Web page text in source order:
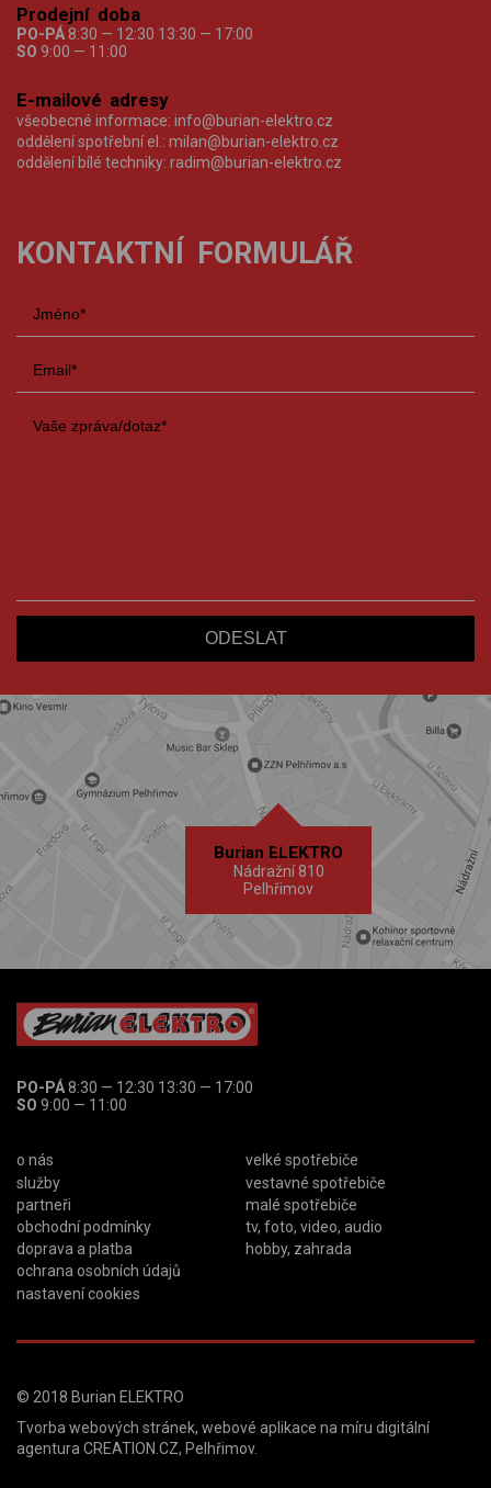
Prodejní doba
PO-PÁ 8:30 — 12:30 13:30 — 17:00
SO 9:00 — 11:00
E-mailové adresy
všeobecné informace: info@burian-elektro.cz
oddělení spotřební el.: milan@burian-elektro.cz
oddělení bílé techniky: radim@burian-elektro.cz
KONTAKTNÍ FORMULÁŘ
Burian ELEKTRO
Nádražní 810
Pelhřimov
PO-PÁ8:30 — 12:30 13:30 — 17:00
SO 9:00 — 11:00
o nás
služby
partneři
obchodní podmínky
doprava a platba
ochrana osobních údajů
nastavení cookies
velké spotřebiče
vestavné spotřebiče
malé spotřebiče
tv, foto, video, audio
hobby, zahrada
© 2018 Burian ELEKTRO
Tvorba webových stránek, webové aplikace na míru digitální
agenturaCREATION.CZ, Pelhřimov.